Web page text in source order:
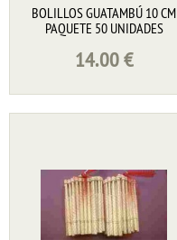
BOLILLOS GUATAMBÚ 10 CM
PAQUETE 50 UNIDADES
14.00€